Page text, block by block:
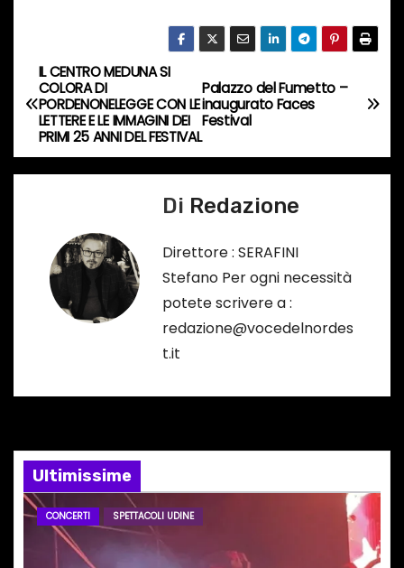
…
N
a
v
e
a
Palazzo del Fumetto –
inaugurato Faces
Festival
IL CENTRO MEDUNA SI
COLORA DI
PORDENONELEGGE CON LE
LETTERE E LE IMMAGINI DEI
PRIMI 25 ANNI DEL FESTIVAL
Di Redazione
Direttore : SERAFINI
Stefano Per ogni necessità
potete scrivere a :
redazione@vocedelnordes
t.it
Ultimissime
CONCERTI SPETTACOLI UDINE